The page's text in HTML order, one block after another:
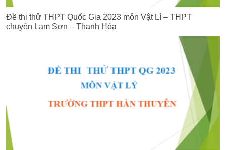
Đề thi thử THPT Quốc Gia 2023 môn Vật Lí – THPT
chuyên Lam Sơn – Thanh Hóa